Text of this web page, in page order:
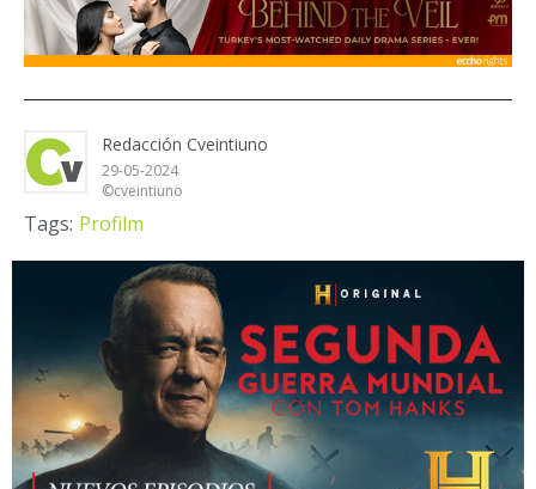
Redacción Cveintiuno
29-05-2024
©cveintiuno
Tags: Profilm